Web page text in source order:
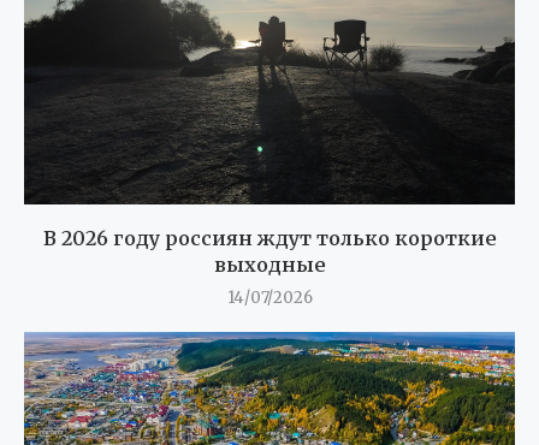
В 2026 году россиян ждут только короткие
выходные
14/07/2026